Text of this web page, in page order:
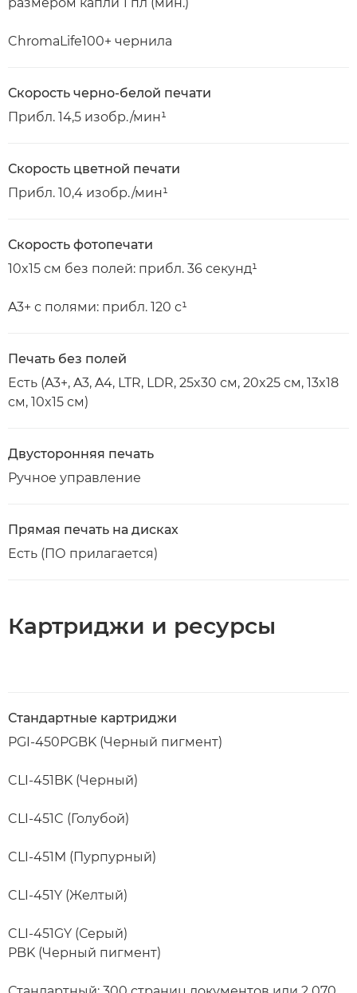
размером капли 1 пл (мин.)
ChromaLife100+ чернила
Скорость черно-белой печати
Прибл. 14,5 изобр./мин¹
Скорость цветной печати
Прибл. 10,4 изобр./мин¹
Скорость фотопечати
10x15 см без полей: прибл. 36 секунд¹
A3+ с полями: прибл. 120 с¹
Печать без полей
Есть (A3+, A3, A4, LTR, LDR, 25x30 см, 20x25 см, 13x18
см, 10x15 см)
Двусторонняя печать
Ручное управление
Прямая печать на дисках
Есть (ПО прилагается)
Картриджи и ресурсы
Стандартные картриджи
PGI-450PGBK (Черный пигмент)
CLI-451BK (Черный)
CLI-451C (Голубой)
CLI-451M (Пурпурный)
CLI-451Y (Желтый)
CLI-451GY (Серый)
PBK (Черный пигмент)